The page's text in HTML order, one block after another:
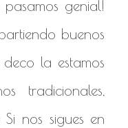
genial!
buenos
la estamos
tradicionales,
nos sigues en